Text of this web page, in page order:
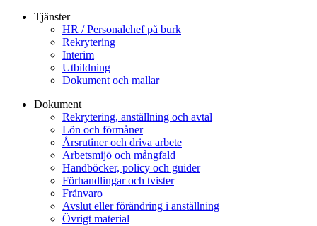
Tjänster
HR / Personalchef på burk
Rekrytering
Interim
Utbildning
Dokument och mallar
Dokument
Rekrytering, anställning och avtal
Lön och förmåner
Årsrutiner och driva arbete
Arbetsmijö och mångfald
Handböcker, policy och guider
Förhandlingar och tvister
Frånvaro
Avslut eller förändring i anställning
Övrigt material